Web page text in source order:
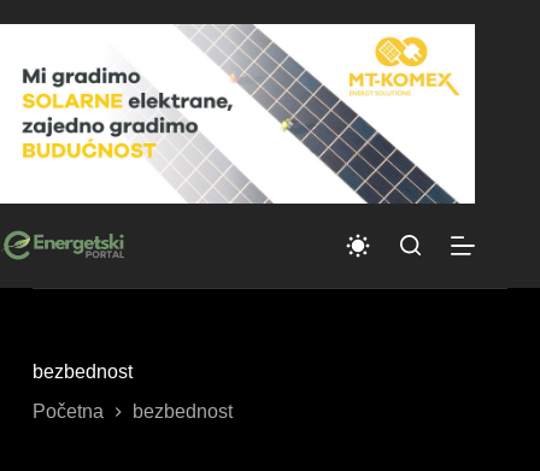
to
bezbednost
Početna
bezbednost